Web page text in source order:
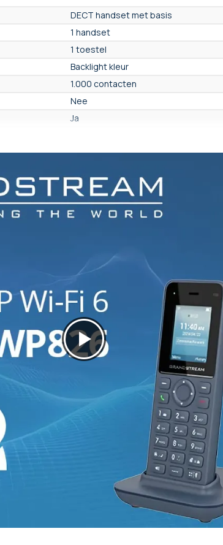
DECT handset met basis
1 handset
1 toestel
Backlight kleur
1.000 contacten
Nee
Ja
Ja
Ja
Ja
Ja
240 uur
WiFi-terminal
100 g
148 mm x 53 mm x 17 mm
85 mm x 85 mm x 25,8 mm
Wi-fi